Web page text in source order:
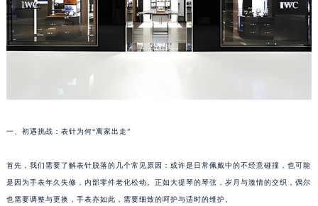
一、初遇挑战：表针为何“离家出走”
首先，我们需要了解表针脱落的几个常见原因：或许是日常佩戴中的不经意碰撞，也可能
是因为手表年久失修，内部零件老化松动。正如大提琴的琴弦，岁月与激情的交织，偶尔
也需要调整与更换，手表亦如此，需要细致的呵护与适时的维护。